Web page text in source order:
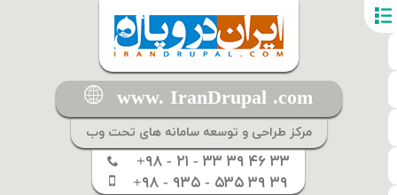
www. IranDrupal .com
مرکز طراحی و توسعه سامانه های تحت وب
+۹۸ - ۲۱ - ۳۳ ۳۹ ۴۶ ۳۳
+۹۸ - ۹۳۵ - ۵۳۵ ۳۹ ۳۹